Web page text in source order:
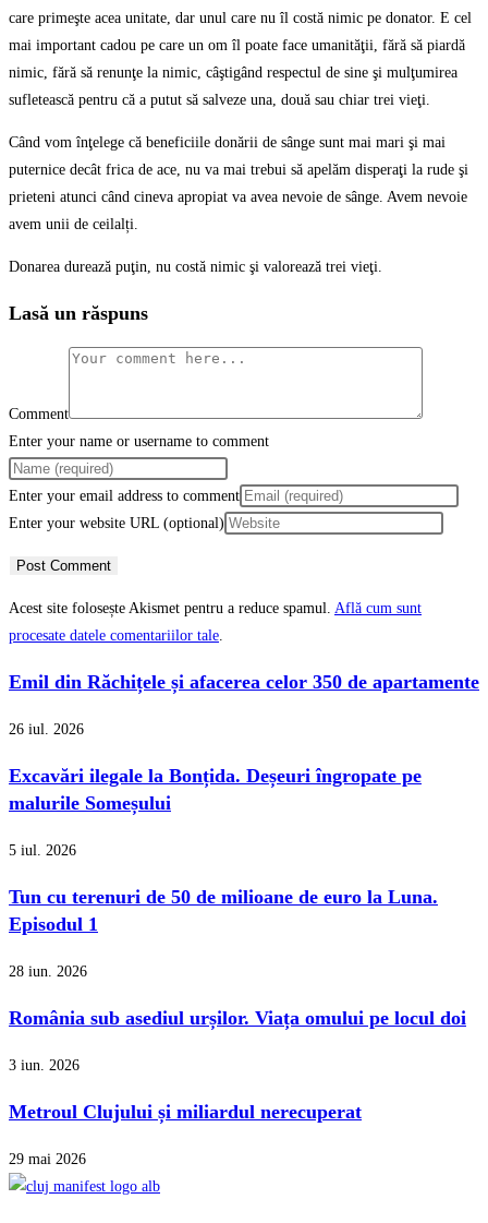
care primeşte acea unitate, dar unul care nu îl costă nimic pe donator. E cel
mai important cadou pe care un om îl poate face umanităţii, fără să piardă
nimic, fără să renunţe la nimic, câştigând respectul de sine şi mulţumirea
sufletească pentru că a putut să salveze una, două sau chiar trei vieţi.
Când vom înţelege că beneficiile donării de sânge sunt mai mari şi mai
puternice decât frica de ace, nu va mai trebui să apelăm disperaţi la rude şi
prieteni atunci când cineva apropiat va avea nevoie de sânge. Avem nevoie
avem unii de ceilalți.
Donarea durează puţin, nu costă nimic şi valorează trei vieţi.
Lasă un răspuns
Comment
Enter your name or username to comment
Enter your email address to comment
Enter your website URL (optional)
Acest site folosește Akismet pentru a reduce spamul. Află cum sunt
procesate datele comentariilor tale
Emil din Răchițele și afacerea celor 350 de apartamente
26 iul. 2026
Excavări ilegale la Bonțida. Deșeuri îngropate pe
malurile Someșului
5 iul. 2026
Tun cu terenuri de 50 de milioane de euro la Luna.
Episodul 1
28 iun. 2026
România sub asediul urșilor. Viața omului pe locul doi
3 iun. 2026
Metroul Clujului și miliardul nerecuperat
29 mai 2026